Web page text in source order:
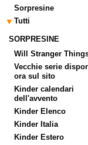
Sorpresine
Tutti
SORPRESINE
Will Stranger
Vecchie serie
ora sul sito
Kinder calendari
dell'avvento
Kinder Elenco
Kinder Italia
Kinder Estero